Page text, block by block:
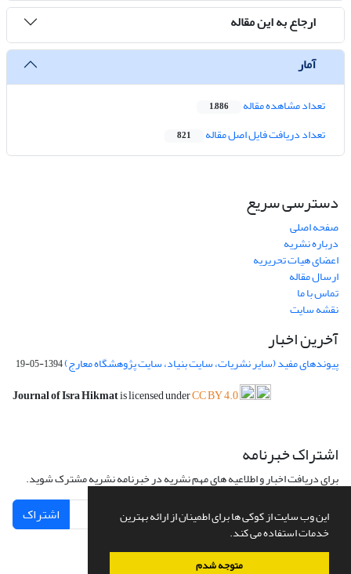
این وب سایت از کوکی ها برای اطمینان از ارائه بهترین
خدمات استفاده می کند.
متوجه شدم
ارجاع به این مقاله
آمار
تعداد مشاهده مقاله 1,886
تعداد دریافت فایل اصل مقاله 821
دسترسی سریع
صفحه اصلی
درباره نشریه
اعضای هیات تحریریه
ارسال مقاله
تماس با ما
نقشه سایت
آخرین اخبار
پیوندهای مفید (سایر نشریات، سایت بنیاد، سایت پژوهشگاه معارج)1394-05-19
Journal of Isra Hikmatis licensed underCC BY 4.0
اشتراک خبرنامه
برای دریافت اخبار و اطلاعیه های مهم نشریه در خبرنامه نشریه مشترک شوید.
اشتراک